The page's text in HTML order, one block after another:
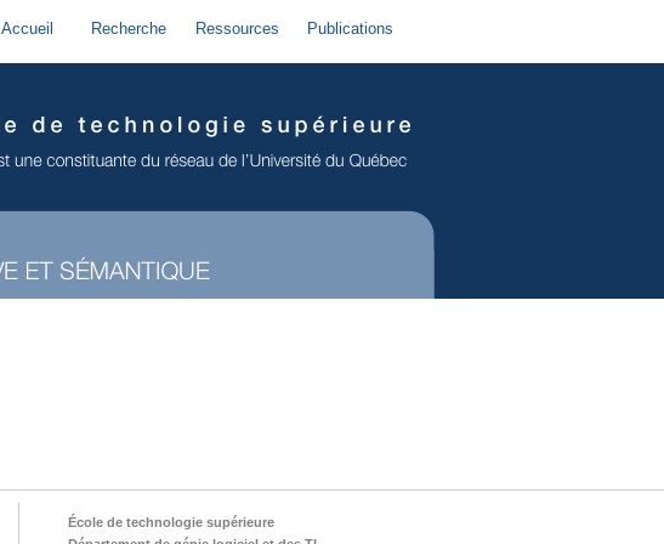
Accueil Recherche Ressources Publications
École de technologie supérieure